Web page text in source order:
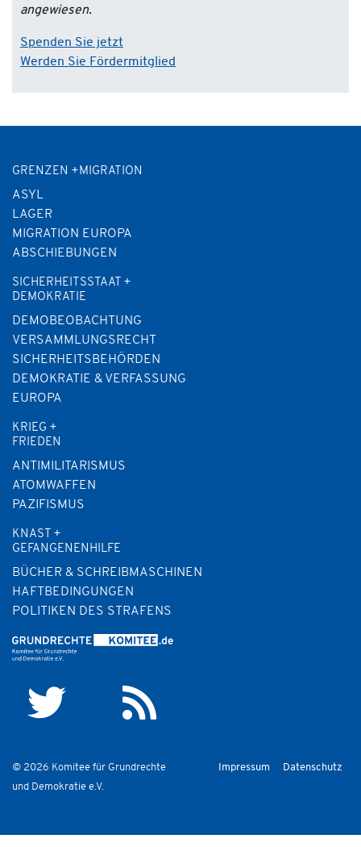
angewiesen.
Spenden Sie jetzt
Werden Sie Fördermitglied
GRENZEN +MIGRATION
ASYL
LAGER
MIGRATION EUROPA
ABSCHIEBUNGEN
SICHERHEITSSTAAT +
DEMOKRATIE
DEMOBEOBACHTUNG
VERSAMMLUNGSRECHT
SICHERHEITSBEHÖRDEN
DEMOKRATIE & VERFASSUNG
EUROPA
KRIEG +
FRIEDEN
ANTIMILITARISMUS
ATOMWAFFEN
PAZIFISMUS
KNAST +
GEFANGENENHILFE
BÜCHER & SCHREIBMASCHINEN
HAFTBEDINGUNGEN
POLITIKEN DES STRAFENS
© 2026 Komitee für Grundrechte
und Demokratie e.V.
Impressum Datenschutz